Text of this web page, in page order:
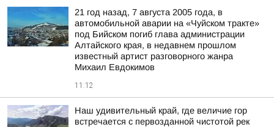
21 год назад, 7 августа 2005 года, в
автомобильной аварии на «Чуйском тракте»
под Бийском погиб глава администрации
Алтайского края, в недавнем прошлом
известный артист разговорного жанра
Михаил Евдокимов
11:12
Наш удивительный край, где величие гор
встречается с первозданной чистотой рек